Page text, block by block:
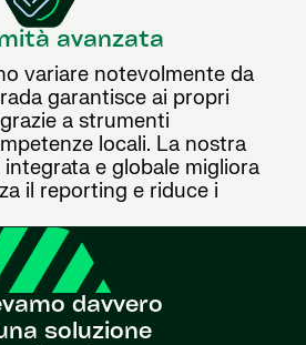
avanzata
variare notevolmente da
garantisce ai propri
a strumenti
locali. La nostra
e globale migliora
il reporting e riduce i
davvero
soluzione